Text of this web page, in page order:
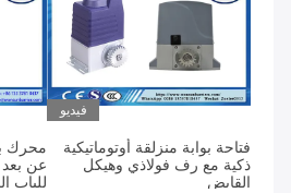
فيديو
فتاحة بوابة منزلقة أوتوماتيكية
ذكية مع رف فولاذي وهيكل
القابض
محرك
للباب